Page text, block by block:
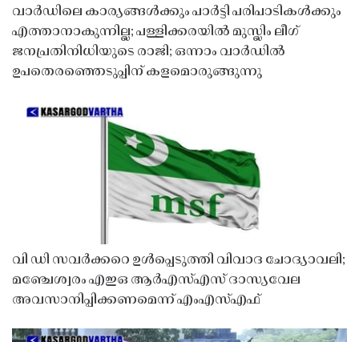
വാർഡിലെ കാര്യങ്ങൾക്കും പാർട്ടി പരിപാടികൾക്കും
എത്താനാകുന്നില്ല; പള്ളിക്കരയിൽ മുസ്ലിം ലീഗ്
ജനപ്രതിനിധിയുടെ രാജി; ഒന്നാം വാർഡിൽ
ഉപതെരഞ്ഞെടുപ്പിന് കളമൊരുങ്ങുന്നു
വി ഡി സവർക്കറെ ഉൾപ്പെടുത്തി വിവാദ ചോദ്യാവലി;
മഞ്ചേശ്വരം എഇഒ ആർഎസ്എസ് ദാസ്യവേല
അവസാനിപ്പിക്കണമെന്ന് എംഎസ്എഫ്